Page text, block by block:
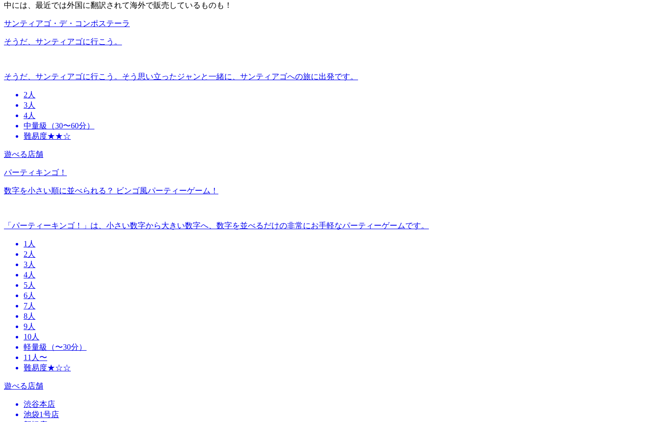
中には、最近では外国に翻訳されて海外で販売しているものも！
サンティアゴ・デ・コンポステーラ
そうだ、サンティアゴに行こう。
そうだ、サンティアゴに行こう。そう思い立ったジャンと一緒に、サンティアゴへの旅に出発です。
2人
3人
4人
中量級（30〜60分）
難易度★★☆
遊べる店舗
パーティキンゴ！
数字を小さい順に並べられる？ ビンゴ風パーティーゲーム！
「パーティーキンゴ！」は、小さい数字から大きい数字へ、数字を並べるだけの非常にお手軽なパーティーゲームです。
1人
2人
3人
4人
5人
6人
7人
8人
9人
10人
軽量級（〜30分）
11人〜
難易度★☆☆
遊べる店舗
渋谷本店
池袋1号店